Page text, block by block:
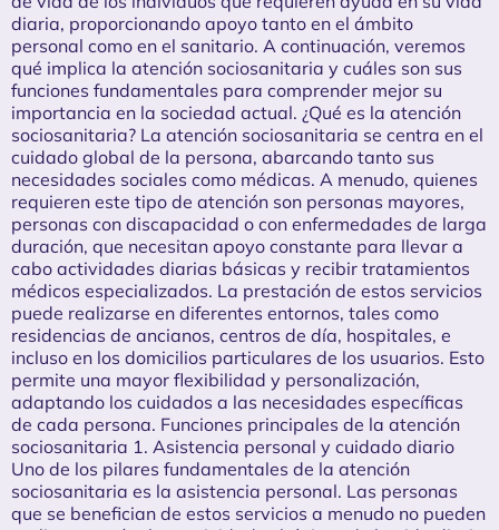
diaria, proporcionando apoyo tanto en el ámbito
personal como en el sanitario. A continuación, veremos
qué implica la atención sociosanitaria y cuáles son sus
funciones fundamentales para comprender mejor su
importancia en la sociedad actual. ¿Qué es la atención
sociosanitaria? La atención sociosanitaria se centra en el
cuidado global de la persona, abarcando tanto sus
necesidades sociales como médicas. A menudo, quienes
requieren este tipo de atención son personas mayores,
personas con discapacidad o con enfermedades de larga
duración, que necesitan apoyo constante para llevar a
cabo actividades diarias básicas y recibir tratamientos
médicos especializados. La prestación de estos servicios
puede realizarse en diferentes entornos, tales como
residencias de ancianos, centros de día, hospitales, e
incluso en los domicilios particulares de los usuarios. Esto
permite una mayor flexibilidad y personalización,
adaptando los cuidados a las necesidades específicas
de cada persona. Funciones principales de la atención
sociosanitaria 1. Asistencia personal y cuidado diario
Uno de los pilares fundamentales de la atención
sociosanitaria es la asistencia personal. Las personas
que se benefician de estos servicios a menudo no pueden